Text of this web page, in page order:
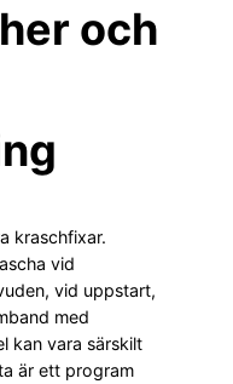
och
kraschfixar.
vid
vid uppstart,
med
kan vara särskilt
är ett program